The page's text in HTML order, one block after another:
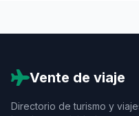
Vente de viaje
Directorio de turismo y